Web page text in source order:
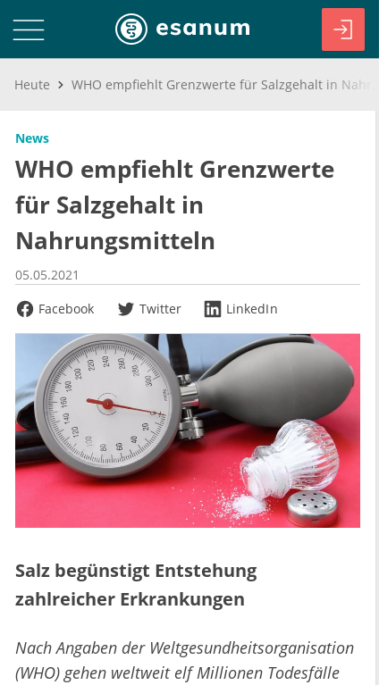
Heute
News
WHO empfiehlt Grenzwerte
für Salzgehalt in
Nahrungsmitteln
05.05.2021
Facebook
Twitter LinkedIn
Salz begünstigt Entstehung
zahlreicher Erkrankungen
Nach Angaben der Weltgesundheitsorganisation
(WHO) gehen weltweit elf Millionen Todesfälle